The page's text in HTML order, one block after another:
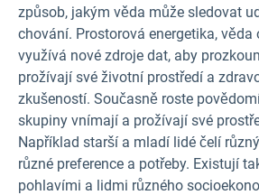
způsob, jakým věda může sledovat
chování. Prostorová energetika,
využívá nové zdroje dat, aby
prožívají své životní prostředí a
zkušeností. Současně roste
skupiny vnímají a prožívají své
Například starší a mladí lidé čelí
různé preference a potřeby. Existují
pohlavími a lidmi různého